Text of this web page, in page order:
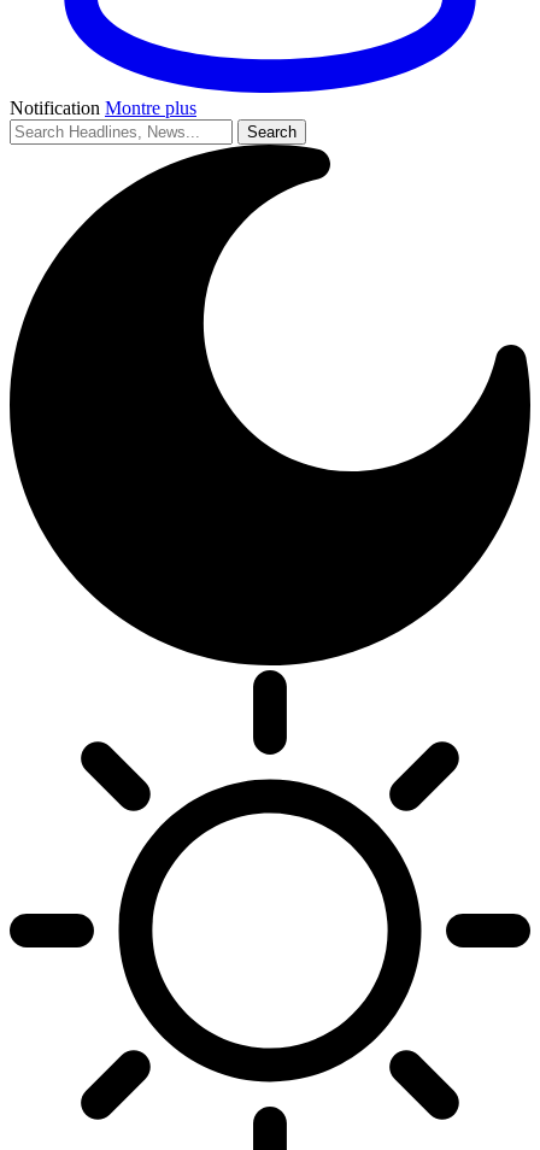
Notification Montre plus